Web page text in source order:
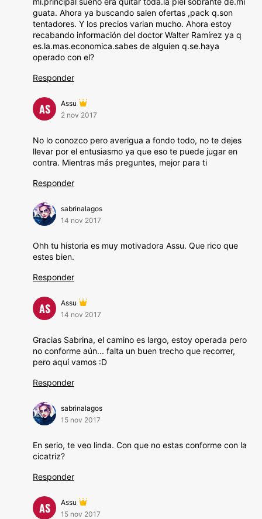
guata. Ahora ya buscando salen ofertas ,pack q.son
tentadores. Y los precios varian mucho. Ahora estoy
recabando información del doctor Walter Ramírez ya q
es.la.mas.economica.sabes de alguien q.se.haya
operado con el?
Responder
AS
Assu
2 nov 2017
No lo conozco pero averigua a fondo todo, no te dejes
llevar por el entusiasmo ya que eso te puede jugar en
contra. Mientras más preguntes, mejor para ti
Responder
sabrinalagos
14 nov 2017
Ohh tu historia es muy motivadora Assu. Que rico que
estes bien.
Responder
AS
Assu
14 nov 2017
Gracias Sabrina, el camino es largo, estoy operada pero
no conforme aún... falta un buen trecho que recorrer,
pero aquí vamos :D
Responder
sabrinalagos
15 nov 2017
En serio, te veo linda. Con que no estas conforme con la
cicatriz?
Responder
AS
Assu
15 nov 2017